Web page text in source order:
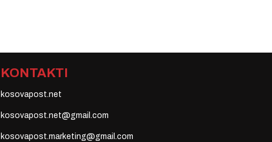
KONTAKTI
kosovapost.net
kosovapost.net@gmail.com
kosovapost.marketing@gmail.com